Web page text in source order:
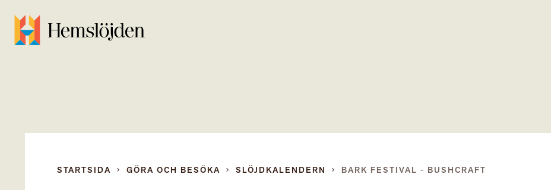
STARTSIDA GÖRA OCH BESÖKA SLÖJDKALENDERN BARK FESTIVAL - BUSHCRAFT